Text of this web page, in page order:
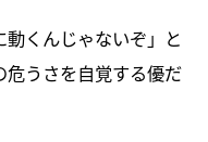
くんじゃないぞ」と
うさを自覚する優だ